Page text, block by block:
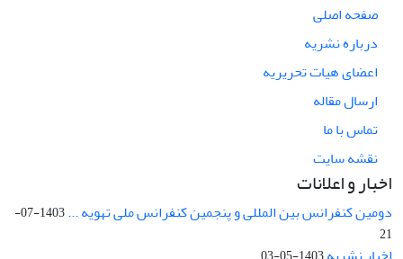
صفحه اصلی
درباره نشریه
اعضای هیات تحریریه
ارسال مقاله
تماس با ما
نقشه سایت
اخبار و اعلانات
دومین کنفرانس بین المللی و پنجمین کنفرانس ملی تهویه ...
1403-07-
21